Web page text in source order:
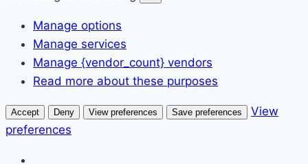
Manage options
Manage services
Manage {vendor_count} vendors
Read more about these purposes
Accept Deny View preferences Save preferences
View
preferences